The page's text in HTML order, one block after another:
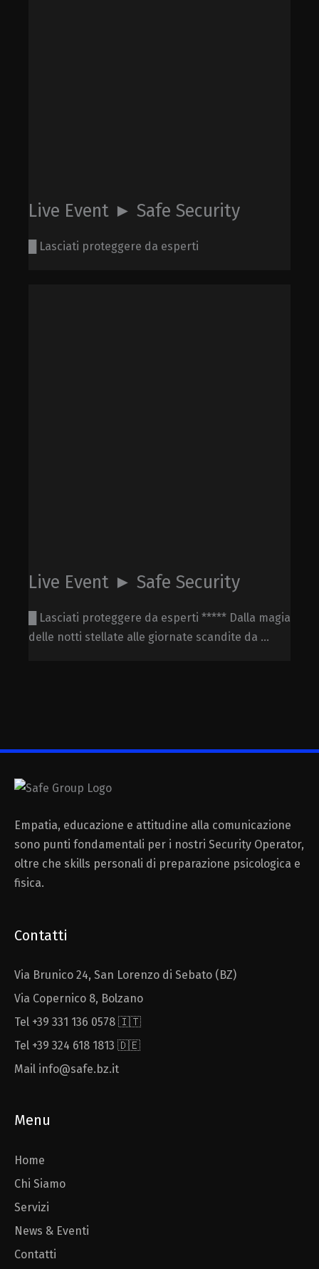
Live Event ► Safe Security
█ Lasciati proteggere da esperti
Live Event ► Safe Security
█ Lasciati proteggere da esperti ***** Dalla magia
delle notti stellate alle giornate scandite da ...
Empatia, educazione e attitudine alla comunicazione
sono punti fondamentali per i nostri Security Operator,
oltre che skills personali di preparazione psicologica e
fisica.
Contatti
Via Brunico 24, San Lorenzo di Sebato (BZ)
Via Copernico 8, Bolzano
Tel +39 331 136 0578 🇮🇹
Tel +39 324 618 1813 🇩🇪
Mail info@safe.bz.it
Menu
Home
Chi Siamo
Servizi
News & Eventi
Contatti